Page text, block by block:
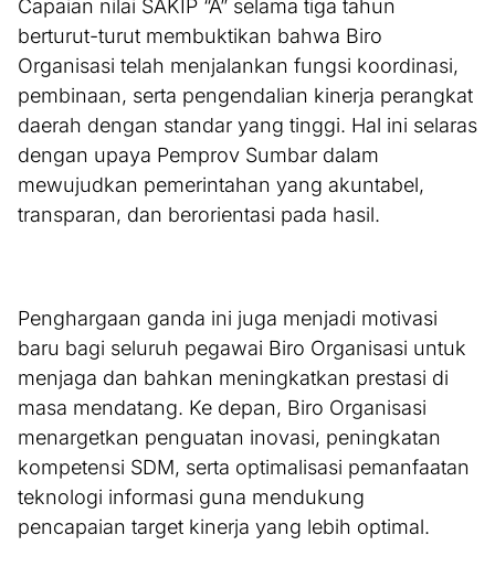
Capaian nilai SAKIP “A” selama tiga tahun
berturut-turut membuktikan bahwa Biro
Organisasi telah menjalankan fungsi koordinasi,
pembinaan, serta pengendalian kinerja perangkat
daerah dengan standar yang tinggi. Hal ini selaras
dengan upaya Pemprov Sumbar dalam
mewujudkan pemerintahan yang akuntabel,
transparan, dan berorientasi pada hasil.
Penghargaan ganda ini juga menjadi motivasi
baru bagi seluruh pegawai Biro Organisasi untuk
menjaga dan bahkan meningkatkan prestasi di
masa mendatang. Ke depan, Biro Organisasi
menargetkan penguatan inovasi, peningkatan
kompetensi SDM, serta optimalisasi pemanfaatan
teknologi informasi guna mendukung
pencapaian target kinerja yang lebih optimal.